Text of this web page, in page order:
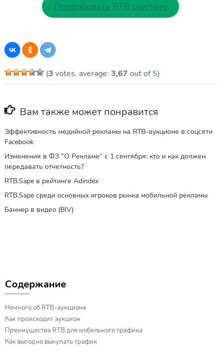
Попробовать RTB рекламу
(3 votes, average: 3,67 out of 5)
Вам также может понравится
Эффективность медийной рекламы на RTB-аукционе в соцсети
Facebook
Изменения в ФЗ “О Рекламе” с 1 сентября: кто и как должен
передавать отчетность?
RTB.Sape в рейтинге Adindex
RTB.Sape среди основных игроков рынка мобильной рекламы
Баннер в видео (BIV)
Содержание
Немного об RTB-аукционе
Как происходит аукцион
Преимущества RTB для мобильного трафика
Как выгодно выкупать трафик